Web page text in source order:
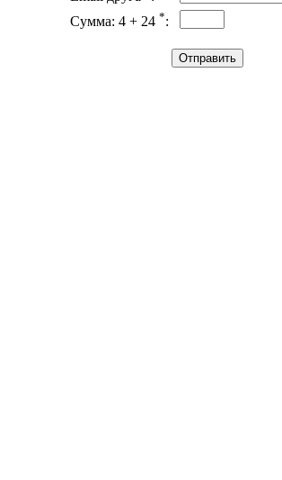
Сумма: 4 + 24 *: